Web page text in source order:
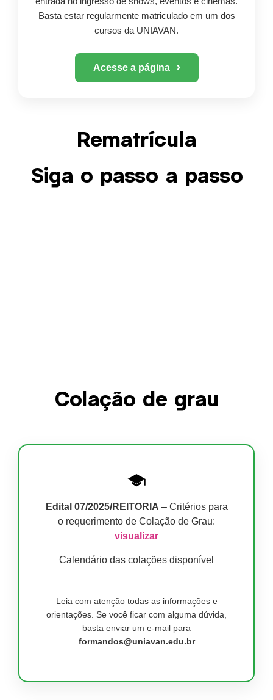
Basta estar regularmente matriculado em um dos
cursos da UNIAVAN.
Acesse a página ›
Rematrícula
Siga o passo a passo
Colação de grau
Edital 07/2025/REITORIA – Critérios para
o requerimento de Colação de Grau:
visualizar
Calendário das colações disponível
Leia com atenção todas as informações e
orientações. Se você ficar com alguma dúvida,
basta enviar um e-mail para
formandos@uniavan.edu.br